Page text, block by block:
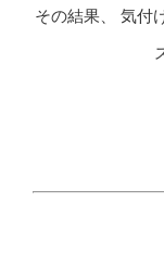
その結果、 気付